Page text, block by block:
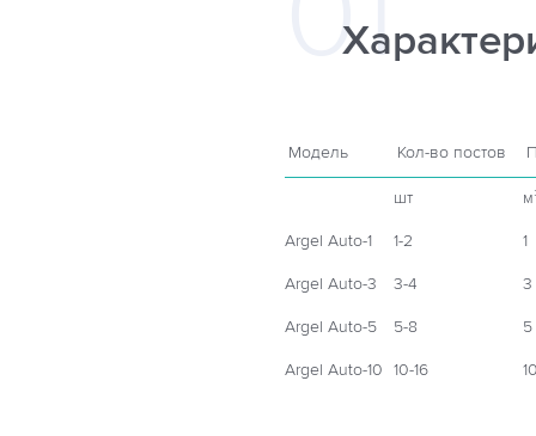
Модель Кол-во постов
шт
Argel Auto-1 1-2 1
Argel Auto-3 3-4 3
Argel Auto-5 5-8 5
Argel Auto-10 10-16